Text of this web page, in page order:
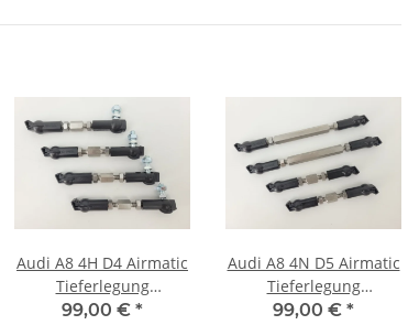
Audi A8 4H D4 Airmatic
Tieferlegung
Luftfahrwerk ASS
99,00 € *
Audi A8 4N D5 Airmatic
Tieferlegung
Luftfahrwerk ASS
99,00 € *